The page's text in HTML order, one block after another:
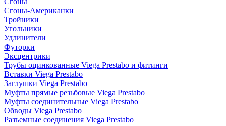
Сгоны-Американки
Тройники
Угольники
Удлинители
Футорки
Эксцентрики
Трубы оцинкованные Viega Prestabo и фитинги
Вставки Viega Prestabo
Заглушки Viega Prestabo
Муфты прямые резьбовые Viega Prestabo
Муфты соединительные Viega Prestabo
Обводы Viega Prestabo
Разъемные соединения Viega Prestabo